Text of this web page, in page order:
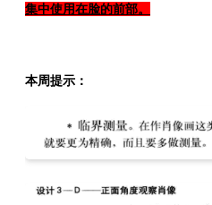
集中使用在脸的前部。
本周提示：